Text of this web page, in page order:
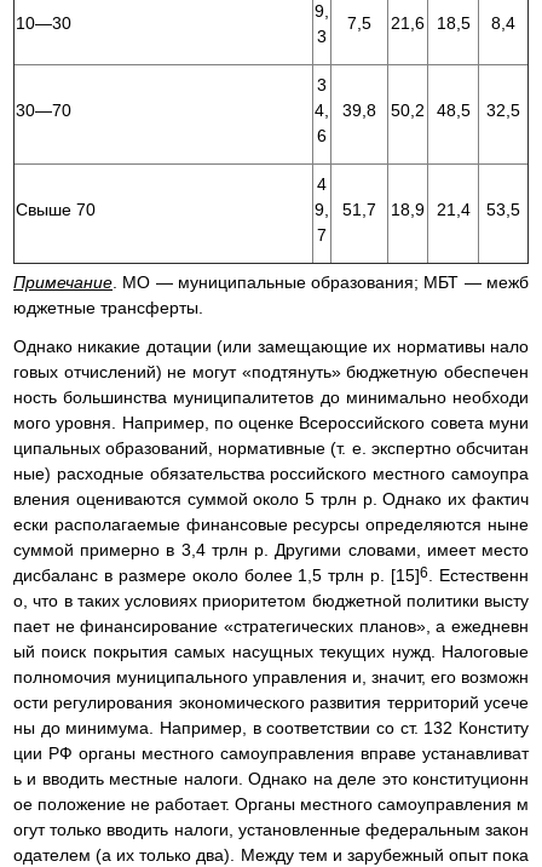
10—30
9,
3
7,5 21,6 18,5 8,4
30—70
3
4,
6
39,8 50,2 48,5 32,5
Свыше 70
4
9,
7
51,7 18,9 21,4 53,5
Примечание . МО — муниципальные образования; МБТ — межб
юджетные трансферты.
Однако никакие дотации (или замещающие их нормативы нало
говых отчислений) не могут «подтянуть» бюджетную обеспечен
ность большинства муниципалитетов до минимально необходи
мого уровня. Например, по оценке Всероссийского совета муни
ципальных образований, нормативные (т. е. экспертно обсчитан
ные) расходные обязательства российского местного самоупра
вления оцениваются суммой около 5 трлн р. Однако их фактич
ески располагаемые финансовые ресурсы определяются ныне
суммой примерно в 3,4 трлн р. Другими словами, имеет место
дисбаланс в размере около более 1,5 трлн р. [15]6. Естественн
о, что в таких условиях приоритетом бюджетной политики высту
пает не финансирование «стратегических планов», а ежедневн
ый поиск покрытия самых насущных текущих нужд. Налоговые
полномочия муниципального управления и, значит, его возможн
ости регулирования экономического развития территорий усече
ны до минимума. Например, в соответствии со ст. 132 Конститу
ции РФ органы местного самоуправления вправе устанавливат
ь и вводить местные налоги. Однако на деле это конституционн
ое положение не работает. Органы местного самоуправления м
огут только вводить налоги, установленные федеральным закон
одателем (а их только два). Между тем и зарубежный опыт пока